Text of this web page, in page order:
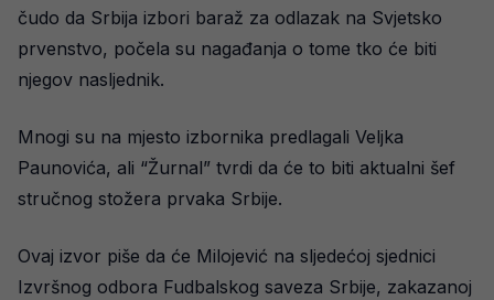
čudo da Srbija izbori baraž za odlazak na Svjetsko
prvenstvo, počela su nagađanja o tome tko će biti
njegov nasljednik.
Mnogi su na mjesto izbornika predlagali Veljka
Paunovića, ali “Žurnal” tvrdi da će to biti aktualni šef
stručnog stožera prvaka Srbije.
Ovaj izvor piše da će Milojević na sljedećoj sjednici
Izvršnog odbora Fudbalskog saveza Srbije, zakazanoj